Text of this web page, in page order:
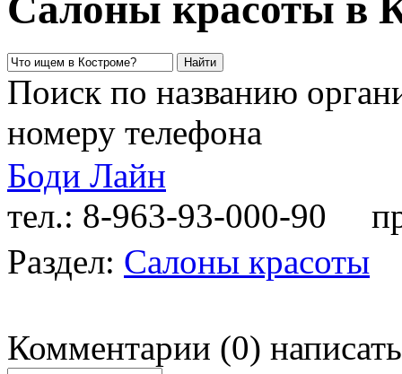
Салоны красоты в
Поиск по названию
номеру телефона
Боди Лайн
тел.: 8-963-93-000-90
Раздел: Салоны красоты
Комментарии (0) написать